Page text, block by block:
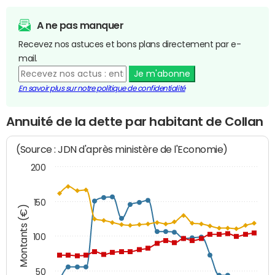
A ne pas manquer
Recevez nos astuces et bons plans directement par e-
mail.
Je m'abonne
En savoir plus sur notre politique de confidentialité
Annuité de la dette par habitant de Collan
Montants (€)
(Source : JDN d'après ministère de l'Economie)
50
100
150
200